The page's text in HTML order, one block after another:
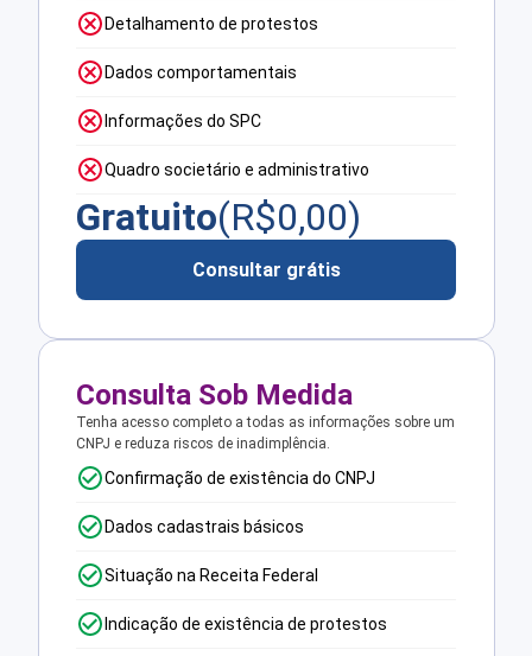
Detalhamento de protestos
Dados comportamentais
Informações do SPC
Quadro societário e administrativo
Gratuito(R$0,00)
Consultar grátis
Consulta Sob Medida
Tenha acesso completo a todas as informações sobre um
CNPJ e reduza riscos de inadimplência.
Confirmação de existência do CNPJ
Dados cadastrais básicos
Situação na Receita Federal
Indicação de existência de protestos